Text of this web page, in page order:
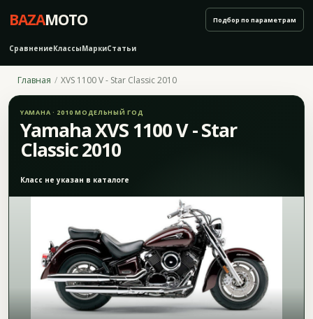
BAZAMOTO
СравнениеКлассыМаркиСтатьи
Подбор по параметрам
Главная XVS 1100 V - Star Classic 2010
YAMAHA · 2010 МОДЕЛЬНЫЙ ГОД
Yamaha XVS 1100 V - Star
Classic 2010
Класс не указан в каталоге